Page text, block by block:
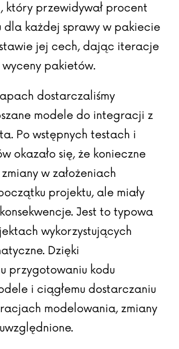
który przewidywał procent
dla każdej sprawy w pakiecie
jej cech, dając iteracje
wyceny pakietów.
dostarczaliśmy
modele do integracji z
Po wstępnych testach i
okazało się, że konieczne
w założeniach
projektu, ale miały
Jest to typowa
wykorzystujących
Dzięki
przygotowaniu kodu
i ciągłemu dostarczaniu
modelowania, zmiany